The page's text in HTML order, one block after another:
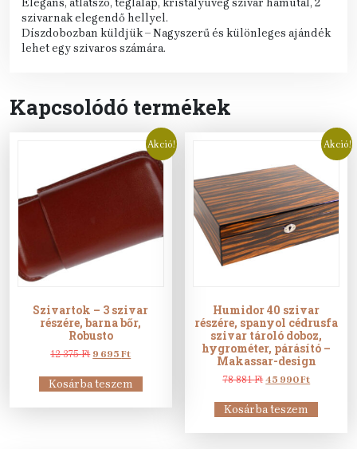
Elegáns, átlátszó, téglalap, kristályüveg szivar hamutál, 2
szivarnak elegendő hellyel.
Díszdobozban küldjük – Nagyszerű és különleges ajándék
lehet egy szivaros számára.
Kapcsolódó termékek
Akció!
Szivartok – 3 szivar
részére, barna bőr,
Robusto
12 375Ft Original
was:
12
9 695FtCurrent
is:
9
Kosárba teszem
Akció!
Humidor 40 szivar
részére, spanyol cédrusfa
szivar tároló doboz,
hygrométer, párásító –
Makassar-design
78 881FtOriginal
was:
78
45 990FtCurrent
is:
45
Kosárba teszem